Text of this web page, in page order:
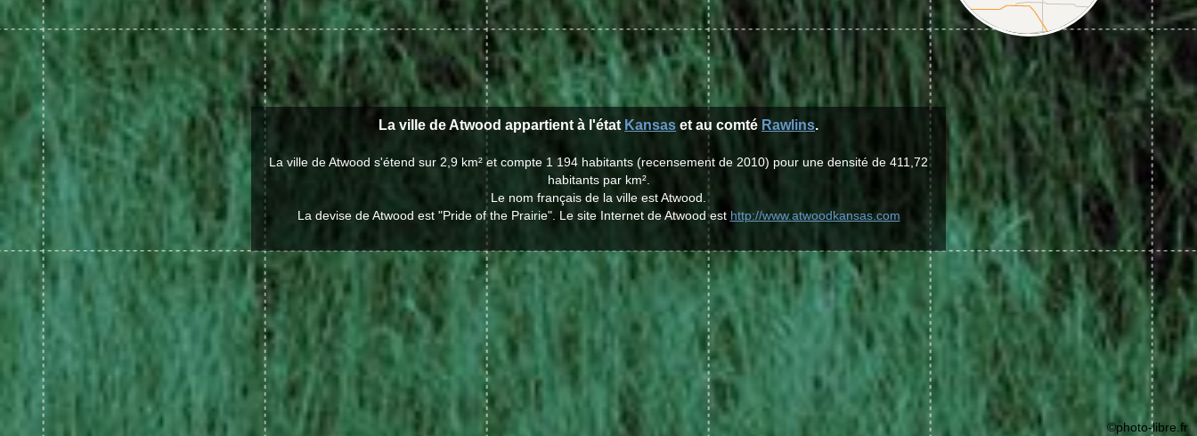
La ville de Atwood appartient à l'état Kansas et au comté Rawlins.
La ville de Atwood s'étend sur 2,9 km² et compte 1 194 habitants (recensement de 2010) pour une densité de 411,72
habitants par km².
Le nom français de la ville est Atwood.
La devise de Atwood est "Pride of the Prairie". Le site Internet de Atwood est http://www.atwoodkansas.com
©photo-libre.fr